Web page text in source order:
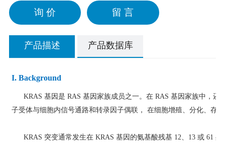
询 价 留 言
产品描述 产品数据库
I. Background
KRAS 基因是 RAS 基因家族成员之一。在 RAS 基因家族中，还
子受体与细胞内信号通路和转录因子偶联， 在细胞增殖、分化、存
KRAS 突变通常发生在 KRAS 基因的氨基酸残基 12、13 或 61 处